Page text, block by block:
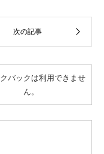
クバックは利用できませ
ん。